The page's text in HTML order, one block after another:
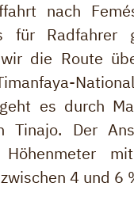
nach
für Radfahrer
die Route
es durch
Tinajo. Der
4 und 6